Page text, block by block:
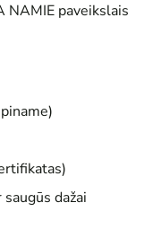
NAMIE paveikslais
dažai